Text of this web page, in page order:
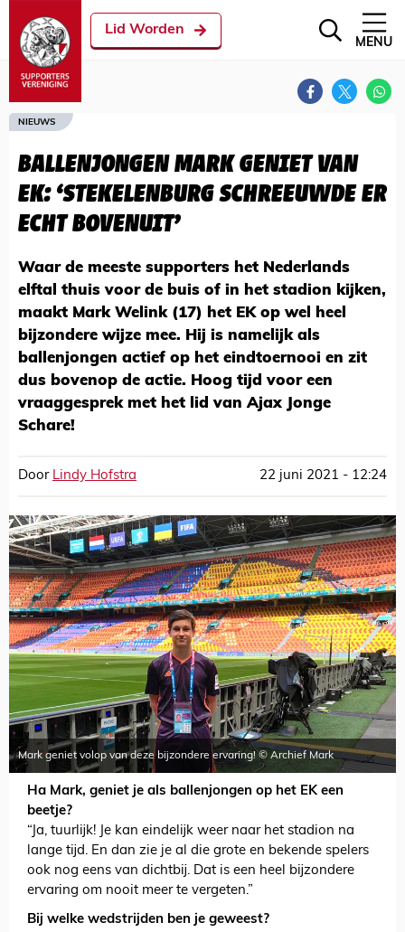
Lid Worden
MENU
NIEUWS
BALLENJONGEN MARK GENIET VAN
EK: ‘STEKELENBURG SCHREEUWDE ER
ECHT BOVENUIT’
Waar de meeste supporters het Nederlands
elftal thuis voor de buis of in het stadion kijken,
maakt Mark Welink (17) het EK op wel heel
bijzondere wijze mee. Hij is namelijk als
ballenjongen actief op het eindtoernooi en zit
dus bovenop de actie. Hoog tijd voor een
vraaggesprek met het lid van Ajax Jonge
Schare!
Door Lindy Hofstra 22 juni 2021 - 12:24
Mark geniet volop van deze bijzondere ervaring! © Archief Mark
Ha Mark, geniet je als ballenjongen op het EK een
beetje?
“Ja, tuurlijk! Je kan eindelijk weer naar het stadion na
lange tijd. En dan zie je al die grote en bekende spelers
ook nog eens van dichtbij. Dat is een heel bijzondere
ervaring om nooit meer te vergeten.”
Bij welke wedstrijden ben je geweest?